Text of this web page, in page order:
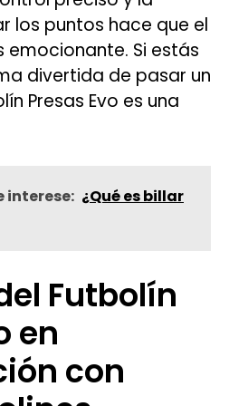
los puntos hace que el
emocionante. Si estás
divertida de pasar un
Presas Evo es una
interese: ¿Qué es billar
Futbolín
en
con